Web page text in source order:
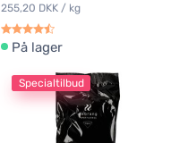
255,20 DKK / kg
På lager
Specialtilbud